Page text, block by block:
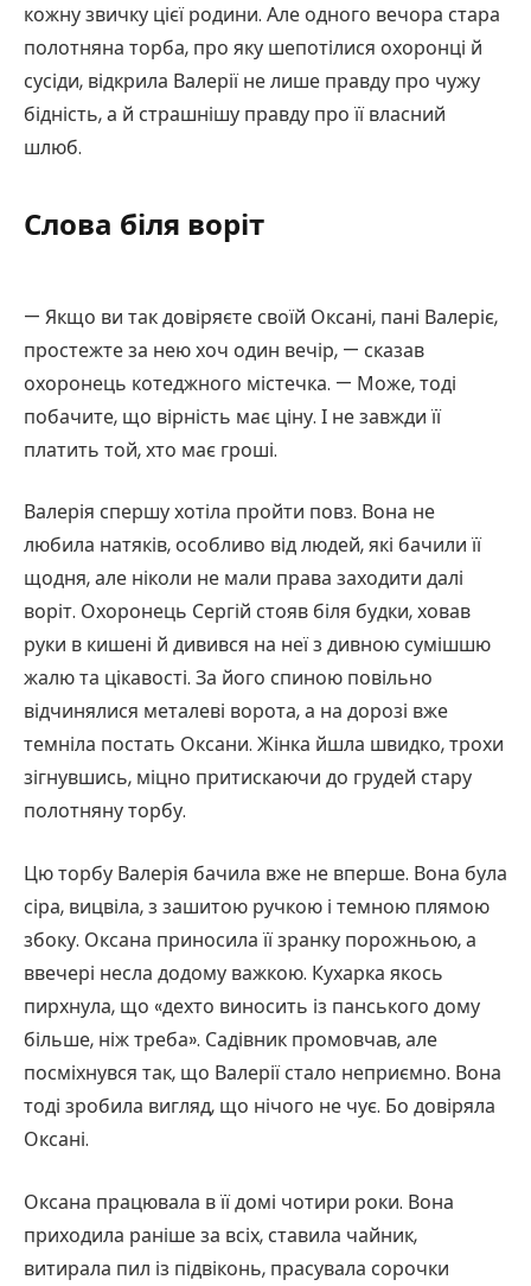
кожну звичку цієї родини. Але одного вечора стара
полотняна торба, про яку шепотілися охоронці й
сусіди, відкрила Валерії не лише правду про чужу
бідність, а й страшнішу правду про її власний
шлюб.
Слова біля воріт
— Якщо ви так довіряєте своїй Оксані, пані Валеріє,
простежте за нею хоч один вечір, — сказав
охоронець котеджного містечка. — Може, тоді
побачите, що вірність має ціну. І не завжди її
платить той, хто має гроші.
Валерія спершу хотіла пройти повз. Вона не
любила натяків, особливо від людей, які бачили її
щодня, але ніколи не мали права заходити далі
воріт. Охоронець Сергій стояв біля будки, ховав
руки в кишені й дивився на неї з дивною сумішшю
жалю та цікавості. За його спиною повільно
відчинялися металеві ворота, а на дорозі вже
темніла постать Оксани. Жінка йшла швидко, трохи
зігнувшись, міцно притискаючи до грудей стару
полотняну торбу.
Цю торбу Валерія бачила вже не вперше. Вона була
сіра, вицвіла, з зашитою ручкою і темною плямою
збоку. Оксана приносила її зранку порожньою, а
ввечері несла додому важкою. Кухарка якось
пирхнула, що «дехто виносить із панського дому
більше, ніж треба». Садівник промовчав, але
посміхнувся так, що Валерії стало неприємно. Вона
тоді зробила вигляд, що нічого не чує. Бо довіряла
Оксані.
Оксана працювала в її домі чотири роки. Вона
приходила раніше за всіх, ставила чайник,
витирала пил із підвіконь, прасувала сорочки